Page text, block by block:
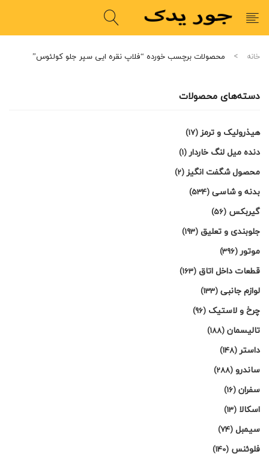
خانه محصولات برچسب خورده “فلاپ نقره ایی سپر جلو کولئوس”
دسته‌های محصولات
هیذرولیک و ترمز(17)
دنده میل لنگ خاردار(1)
محصول شگفت انگیز(2)
بدنه و شاسی(534)
گیربکس (56)
جلوبندی و تعلیق(193)
موتور(396)
قطعات داخل اتاق(163)
لوازم جانبی(133)
چرخ و لاستیک (96)
تالیسمان(188)
داستر(148)
ساندرو(288)
سفران(16)
اسکالا (13)
سیمبل(74)
فلوئنس (140)